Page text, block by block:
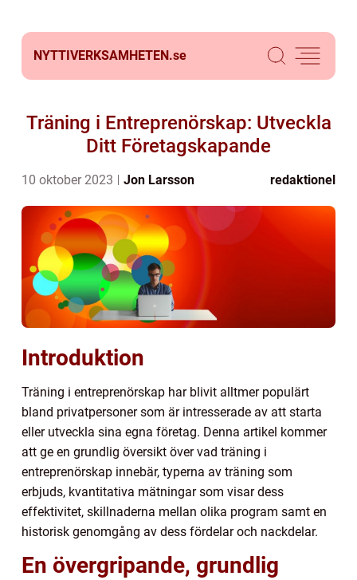
NYTTIVERKSAMHETEN.se
Träning i Entreprenörskap: Utveckla
Ditt Företagskapande
10 oktober 2023 Jon Larsson redaktionel
Introduktion
Träning i entreprenörskap har blivit alltmer populärt
bland privatpersoner som är intresserade av att starta
eller utveckla sina egna företag. Denna artikel kommer
att ge en grundlig översikt över vad träning i
entreprenörskap innebär, typerna av träning som
erbjuds, kvantitativa mätningar som visar dess
effektivitet, skillnaderna mellan olika program samt en
historisk genomgång av dess fördelar och nackdelar.
En övergripande, grundlig